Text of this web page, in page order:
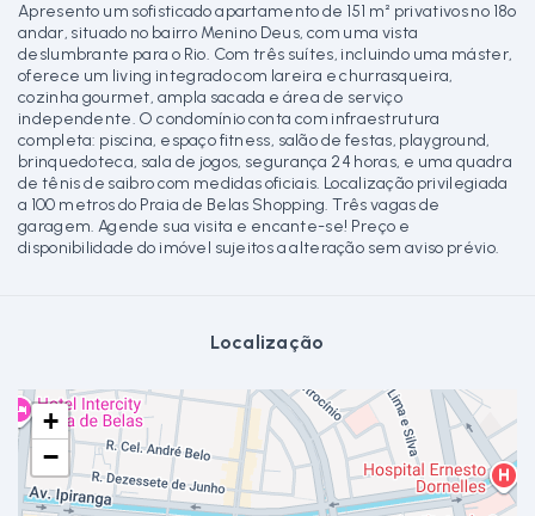
Apresento um sofisticado apartamento de 151 m² privativos no 18º
andar, situado no bairro Menino Deus, com uma vista
deslumbrante para o Rio. Com três suítes, incluindo uma máster,
oferece um living integrado com lareira e churrasqueira,
cozinha gourmet, ampla sacada e área de serviço
independente. O condomínio conta com infraestrutura
completa: piscina, espaço fitness, salão de festas, playground,
brinquedoteca, sala de jogos, segurança 24 horas, e uma quadra
de tênis de saibro com medidas oficiais. Localização privilegiada
a 100 metros do Praia de Belas Shopping. Três vagas de
garagem. Agende sua visita e encante-se! Preço e
disponibilidade do imóvel sujeitos a alteração sem aviso prévio.
Localização
+
−